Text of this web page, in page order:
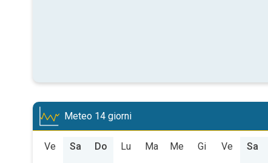
Meteo 14 giorni
Ve Sa Do Lu Ma Me Gi Ve Sa